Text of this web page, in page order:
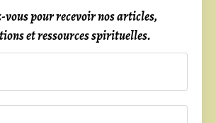
vous pour recevoir nos articles,
et ressources spirituelles.